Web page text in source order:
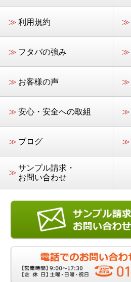
≫ 利用規約 ≫
≫ フタバの強み ≫
≫ お客様の声 ≫
≫ 安心・安全への取組 ≫
≫ ブログ ≫
≫ サンプル請求・
お問い合わせ